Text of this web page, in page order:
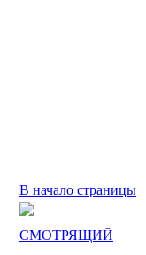
В начало страницы
СМОТРЯЩИЙ